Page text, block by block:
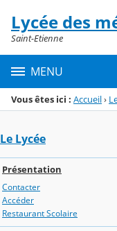
Menu de la rubrique
Contenu
Lycée des
Saint-Etienne
MENU
Vous êtes ici : Accueil›
Le Lycée
Présentation
Contacter
Accéder
Restaurant Scolaire